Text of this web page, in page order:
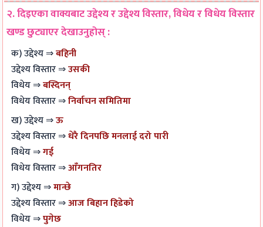
२. दिइएका वाक्यबाट उद्देश्य र उद्देश्य विस्तार, विधेय र विधेय विस्तार
खण्ड छुट्याएर देखाउनुहोस् :
क) उद्देश्य ⇒बहिनी
उद्देश्य विस्तार ⇒उसकी
विधेय ⇒बस्दिनन्
विधेय विस्तार ⇒निर्वाचन समितिमा
ख) उद्देश्य ⇒ऊ
उद्देश्य विस्तार ⇒धेरै दिनपछि मनलाई दरो पारी
विधेय ⇒गई
विधेय विस्तार ⇒आँगनतिर
ग) उद्देश्य ⇒मान्छे
उद्देश्य विस्तार ⇒आज बिहान हिडेको
विधेय ⇒पुगेछ